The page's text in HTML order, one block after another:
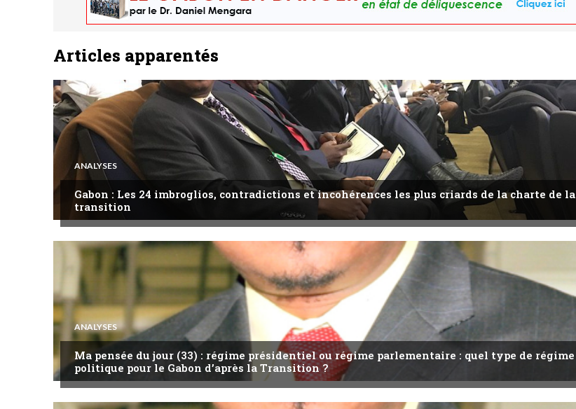
Articles apparentés
ANALYSES
Gabon : Les 24 imbroglios, contradictions et incohérences les plus criards de la charte de la
transition
ANALYSES
Ma pensée du jour (33) : régime présidentiel ou régime parlementaire : quel type de régime
politique pour le Gabon d’après la Transition ?